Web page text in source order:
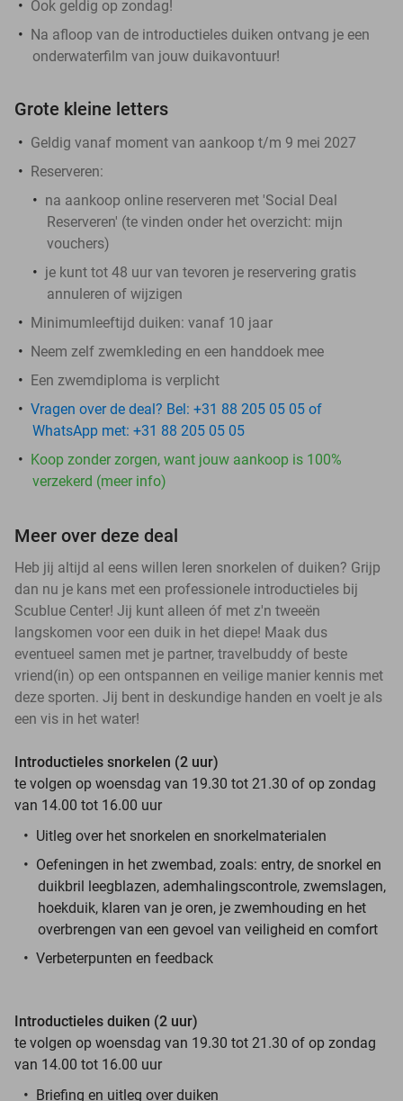
Ook geldig op zondag!
Na afloop van de introductieles duiken ontvang je een
onderwaterfilm van jouw duikavontuur!
Grote kleine letters
Geldig vanaf moment van aankoop t/m 9 mei 2027
Reserveren:
na aankoop online reserveren met 'Social Deal
Reserveren' (te vinden onder het overzicht: mijn
vouchers)
je kunt tot 48 uur van tevoren je reservering gratis
annuleren of wijzigen
Minimumleeftijd duiken: vanaf 10 jaar
Neem zelf zwemkleding en een handdoek mee
Een zwemdiploma is verplicht
Vragen over de deal? Bel: +31 88 205 05 05 of
WhatsApp met: +31 88 205 05 05
Koop zonder zorgen, want jouw aankoop is 100%
verzekerd (meer info)
Meer over deze deal
Heb jij altijd al eens willen leren snorkelen of duiken? Grijp
dan nu je kans met een professionele introductieles bij
Scublue Center! Jij kunt alleen óf met z'n tweeën
langskomen voor een duik in het diepe! Maak dus
eventueel samen met je partner, travelbuddy of beste
vriend(in) op een ontspannen en veilige manier kennis met
deze sporten. Jij bent in deskundige handen en voelt je als
een vis in het water!
Introductieles snorkelen (2 uur)
te volgen op woensdag van 19.30 tot 21.30 of op zondag
van 14.00 tot 16.00 uur
Uitleg over het snorkelen en snorkelmaterialen
Oefeningen in het zwembad, zoals: entry, de snorkel en
duikbril leegblazen, ademhalingscontrole, zwemslagen,
hoekduik, klaren van je oren, je zwemhouding en het
overbrengen van een gevoel van veiligheid en comfort
Verbeterpunten en feedback
Introductieles duiken (2 uur)
te volgen op woensdag van 19.30 tot 21.30 of op zondag
van 14.00 tot 16.00 uur
Briefing en uitleg over duiken